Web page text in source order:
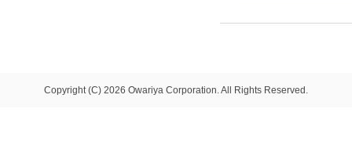
Copyright (C) 2026 Owariya Corporation. All Rights Reserved.